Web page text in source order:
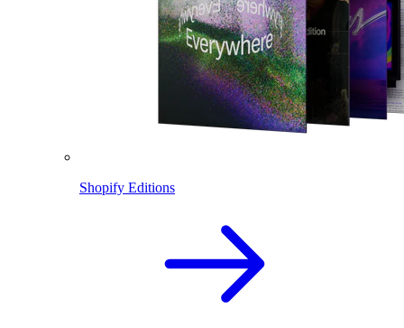
Shopify Editions